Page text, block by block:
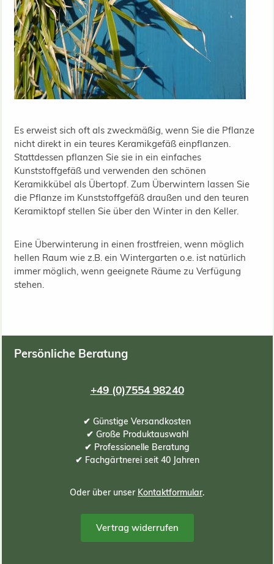
Es erweist sich oft als zweckmäßig, wenn Sie die Pflanze
nicht direkt in ein teures Keramikgefäß einpflanzen.
Stattdessen pflanzen Sie sie in ein einfaches
Kunststoffgefäß und verwenden den schönen
Keramikkübel als Übertopf. Zum Überwintern lassen Sie
die Pflanze im Kunststoffgefäß draußen und den teuren
Keramiktopf stellen Sie über den Winter in den Keller.
Eine Überwinterung in einen frostfreien, wenn möglich
hellen Raum wie z.B. ein Wintergarten o.e. ist natürlich
immer möglich, wenn geeignete Räume zu Verfügung
stehen.
Persönliche Beratung
+49 (0)7554 98240
✔ Günstige Versandkosten
✔ Große Produktauswahl
✔ Professionelle Beratung
✔ Fachgärtnerei seit 40 Jahren
Oder über unser Kontaktformular.
Vertrag widerrufen